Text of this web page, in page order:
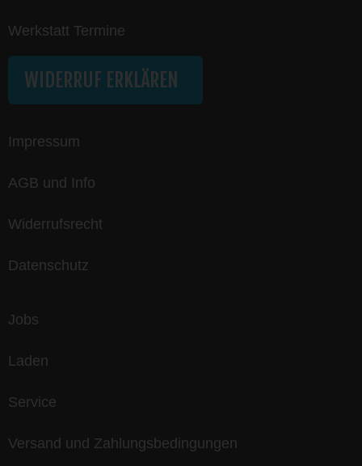
Werkstatt Termine
WIDERRUF ERKLÄREN
Impressum
AGB und Info
Widerrufsrecht
Datenschutz
Jobs
Laden
Service
Versand und Zahlungsbedingungen